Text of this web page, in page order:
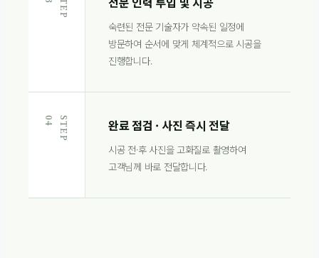
S
T
E
P
0
숙련된 전문 기술자가 약속된 일정에
방문하여 순서에 맞게 체계적으로 시공을
진행합니다.
S
T
E
P
0
4 완료 점검 · 사진 즉시 전달
시공 전·후 사진을 고화질로 촬영하여
고객님께 바로 전달합니다.